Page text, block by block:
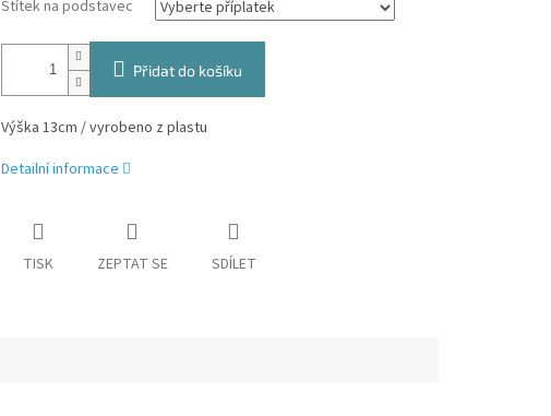
Štítek na podstavec
Přidat do košíku
Výška 13cm / vyrobeno z plastu
Detailní informace
TISK ZEPTAT SE SDÍLET